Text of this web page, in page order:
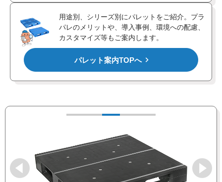
用途別、シリーズ別にパレットをご紹介。プラ
パレのメリットや、導入事例、環境への配慮、
カスタマイズ等もご案内します。
パレット案内TOPへ